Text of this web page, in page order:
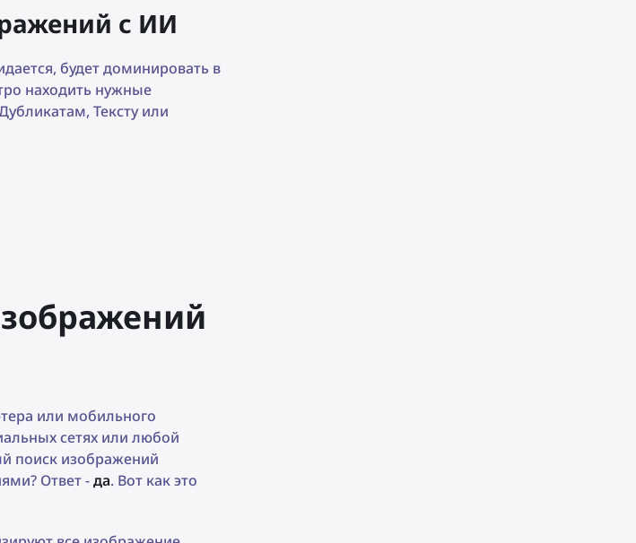
с ИИ
будет доминировать в
находить нужные
Тексту или
или мобильного
сетях или любой
поиск изображений
Ответ -да. Вот как это